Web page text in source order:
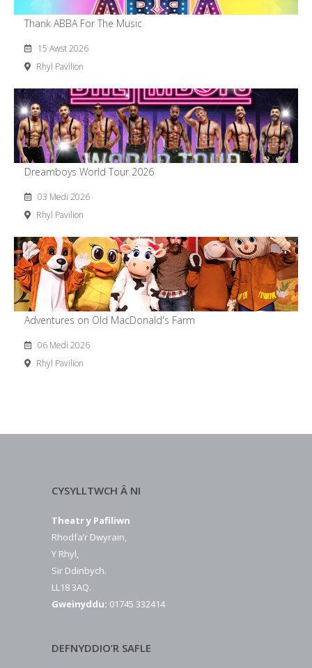
Thank ABBA For The Music
15 Awst 2026
Rhyl Pavilion
Dreamboys World Tour 2026
03 Medi 2026
Rhyl Pavilion
Adventures on Old MacDonald's Farm
06 Medi 2026
Rhyl Pavilion
CYSYLLTWCH Â NI
Theatr y Pafiliwn
Rhodfa’r Dwyrain,
Y Rhyl,
Sir Ddinbych.
LL18 3AQ.
Gweinyddu: 01745 332414
DEFNYDDIO’R SAFLE